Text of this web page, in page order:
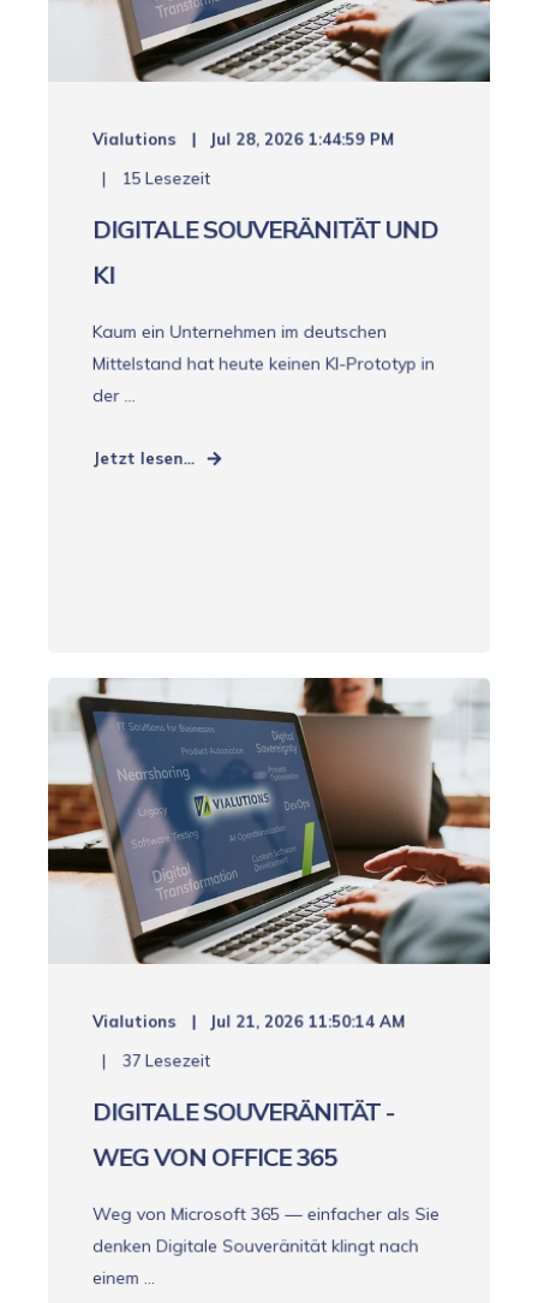
Vialutions
Jul 28, 2026 1:44:59 PM
15 Lesezeit
DIGITALE SOUVERÄNITÄT UND
KI
Kaum ein Unternehmen im deutschen
Mittelstand hat heute keinen KI-Prototyp in
der ...
Jetzt lesen...
Vialutions
Jul 21, 2026 11:50:14 AM
37 Lesezeit
DIGITALE SOUVERÄNITÄT -
WEG VON OFFICE 365
Weg von Microsoft 365 — einfacher als Sie
denken Digitale Souveränität klingt nach
einem ...